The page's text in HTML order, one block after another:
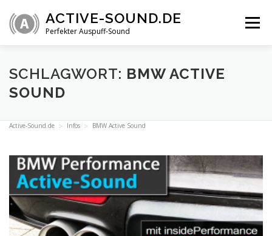
Inhalt
springen
ACTIVE-SOUND.DE
Perfekter Auspuff-Sound
Menü
ÜBERSICHT VIDEOS INFOS SHOP
SCHLAGWORT: BMW ACTIVE
SOUND
Active-Sound.de Infos BMW Active Sound